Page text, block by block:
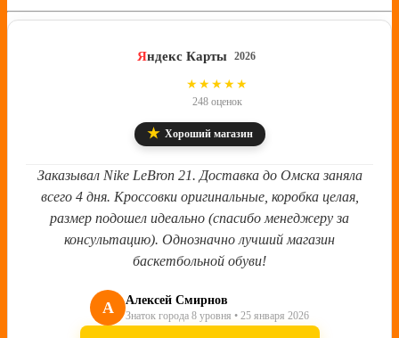
Яндекс Карты 2026
★★★★★
248 оценок
★ Хороший магазин
Заказывал Nike LeBron 21. Доставка до Омска заняла
всего 4 дня. Кроссовки оригинальные, коробка целая,
размер подошел идеально (спасибо менеджеру за
консультацию). Однозначно лучший магазин
баскетбольной обуви!
А Алексей Смирнов
Знаток города 8 уровня • 25 января 2026